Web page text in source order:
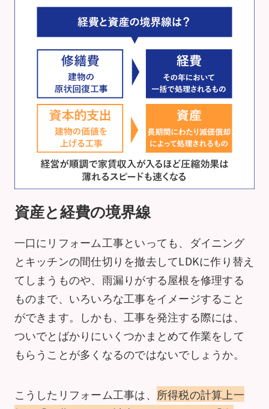
資産と経費の境界線
一口にリフォーム工事といっても、ダイニング
とキッチンの間仕切りを撤去してLDKに作り替え
てしまうものや、雨漏りがする屋根を修理する
ものまで、いろいろな工事をイメージすること
ができます。しかも、工事を発注する際には、
ついでとばかりにいくつかまとめて作業をして
もらうことが多くなるのではないでしょうか。
こうしたリフォーム工事は、 所得税の計算上一